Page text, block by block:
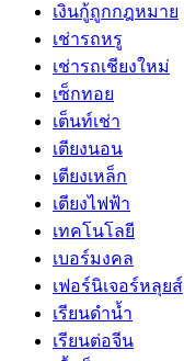
เงินกู้ถูกกฎหมาย
เช่ารถหรู
เช่ารถเชียงใหม่
เซ็กทอย
เต็นท์เช่า
เตียงนอน
เตียงเหล็ก
เตียงไฟฟ้า
เทคโนโลยี
เบอร์มงคล
เฟอร์นิเจอร์หลุยส์
เรียนดำน้ำ
เรียนต่อจีน